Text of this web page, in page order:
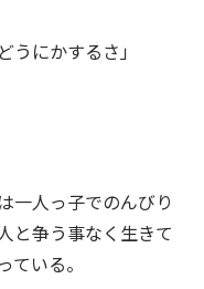
うにかするさ」
一人っ子でのんびり
と争う事なく生きて
いる。